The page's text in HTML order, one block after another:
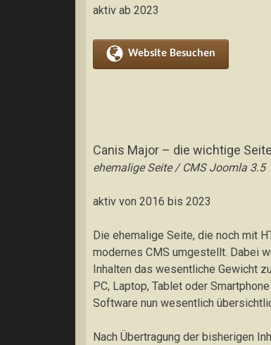
aktiv ab 2023
Website Besuchen
Canis Major – die wichtige
ehemalige Seite / CMS Joomla 3.5
aktiv von 2016 bis 2023
Die ehemalige Seite, die noch mit
modernes CMS umgestellt. Dabei
Inhalten das wesentliche Gewicht
PC, Laptop, Tablet oder
Software nun wesentlich
Nach Übertragung der bisherigen